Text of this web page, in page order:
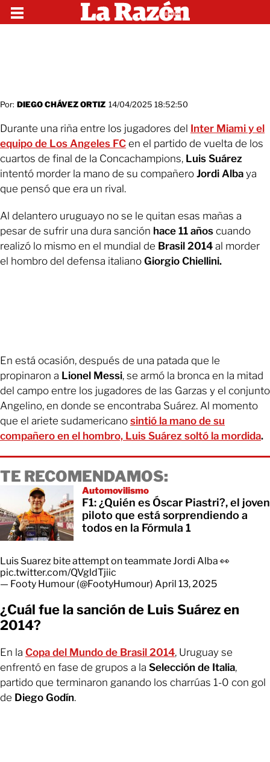
Por: DIEGO CHÁVEZ ORTIZ 14/04/2025 18:52:50
Durante una riña entre los jugadores del Inter Miami y el
equipo de Los Angeles FC en el partido de vuelta de los
cuartos de final de la Concachampions, Luis Suárez
intentó morder la mano de su compañero Jordi Alba ya
que pensó que era un rival.
Al delantero uruguayo no se le quitan esas mañas a
pesar de sufrir una dura sanción hace 11 años cuando
realizó lo mismo en el mundial de Brasil 2014 al morder
el hombro del defensa italiano Giorgio Chiellini.
En está ocasión, después de una patada que le
propinaron a Lionel Messi, se armó la bronca en la mitad
del campo entre los jugadores de las Garzas y el conjunto
Angelino, en donde se encontraba Suárez. Al momento
que el ariete sudamericano sintió la mano de su
compañero en el hombro, Luis Suárez soltó la mordida.
TE RECOMENDAMOS:
Automovilismo
F1: ¿Quién es Óscar Piastri?, el joven
piloto que está sorprendiendo a
todos en la Fórmula 1
Luis Suarez bite attempt on teammate Jordi Alba 👀
pic.twitter.com/QVgldTjiic
— Footy Humour (@FootyHumour) April 13, 2025
¿Cuál fue la sanción de Luis Suárez en
2014?
En la Copa del Mundo de Brasil 2014, Uruguay se
enfrentó en fase de grupos a la Selección de Italia,
partido que terminaron ganando los charrúas 1-0 con gol
de Diego Godín.